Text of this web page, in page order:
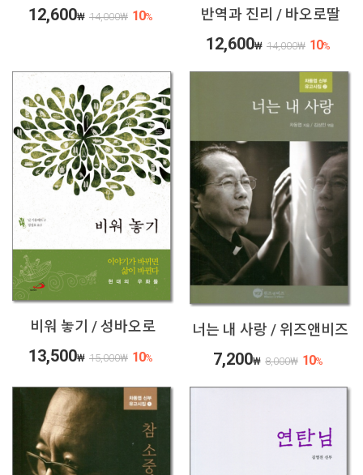
12,600₩ 14,000₩ 10% 반역과 진리 / 바오로딸
12,600₩ 14,000₩ 10%
비워 놓기 / 성바오로
13,500₩ 15,000₩ 10%
너는 내 사랑 / 위즈앤비즈
7,200₩ 8,000₩ 10%